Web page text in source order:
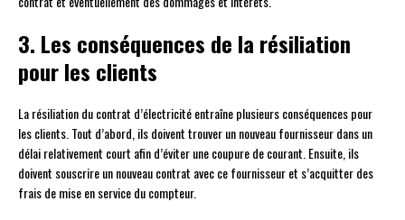
3. Les conséquences de la résiliation
pour les clients
La résiliation du contrat d’électricité entraîne plusieurs conséquences pour
les clients. Tout d’abord, ils doivent trouver un nouveau fournisseur dans un
délai relativement court afin d’éviter une coupure de courant. Ensuite, ils
doivent souscrire un nouveau contrat avec ce fournisseur et s’acquitter des
frais de mise en service du compteur.